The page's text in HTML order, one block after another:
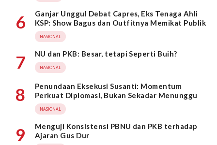
6
Ganjar Unggul Debat Capres, Eks Tenaga Ahli
KSP: Show Bagus dan Outfitnya Memikat Publik
NASIONAL
7 NU dan PKB: Besar, tetapi Seperti Buih?
NASIONAL
8
Penundaan Eksekusi Susanti: Momentum
Perkuat Diplomasi, Bukan Sekadar Menunggu
NASIONAL
9
Menguji Konsistensi PBNU dan PKB terhadap
Ajaran Gus Dur